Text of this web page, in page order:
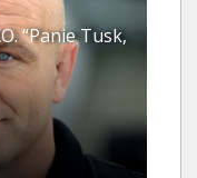
“Panie Tusk,